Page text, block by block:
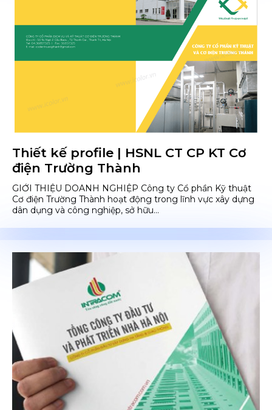
Thiết kế profile | HSNL CT CP KT Cơ
điện Trường Thành
GIỚI THIỆU DOANH NGHIỆP Công ty Cổ phần Kỹ thuật
Cơ điện Trường Thành hoạt động trong lĩnh vực xây dựng
dân dụng và công nghiệp, sở hữu...